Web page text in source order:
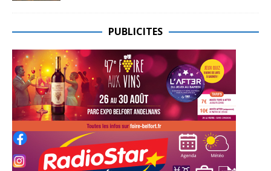
PUBLICITES